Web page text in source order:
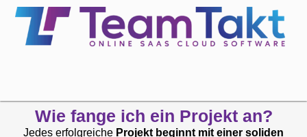
Wie fange ich ein Projekt an?
Jedes erfolgreiche Projekt beginnt mit einer soliden